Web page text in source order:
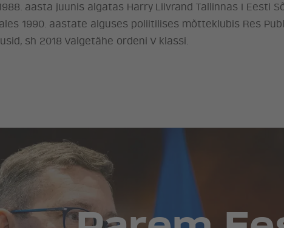
aasta juunis algatas Harry Liivrand Tallinnas I Eesti
1990. aastate alguses poliitilises mõtteklubis Res
sh 2018 Valgetähe ordeni V klassi.